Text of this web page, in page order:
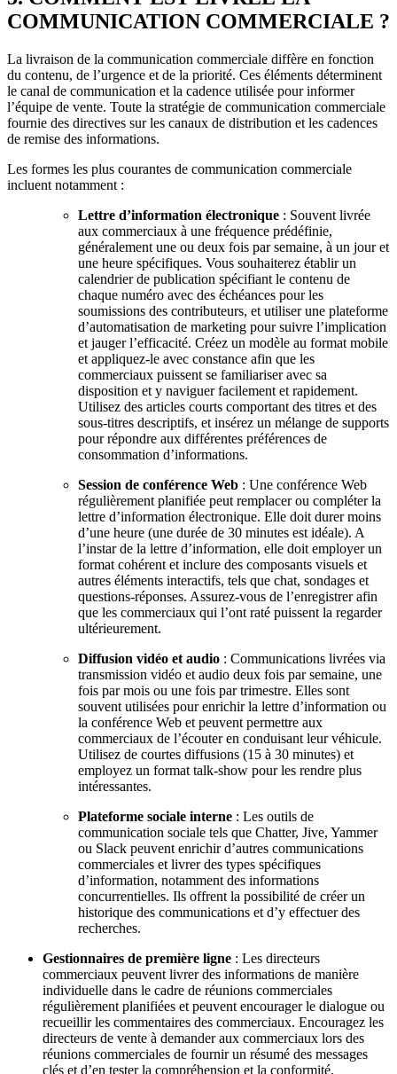
COMMUNICATION COMMERCIALE ?
La livraison de la communication commerciale diffère en fonction
du contenu, de l’urgence et de la priorité. Ces éléments déterminent
le canal de communication et la cadence utilisée pour informer
l’équipe de vente. Toute la stratégie de communication commerciale
fournie des directives sur les canaux de distribution et les cadences
de remise des informations.
Les formes les plus courantes de communication commerciale
incluent notamment :
Lettre d’information électronique : Souvent livrée
aux commerciaux à une fréquence prédéfinie,
généralement une ou deux fois par semaine, à un jour et
une heure spécifiques. Vous souhaiterez établir un
calendrier de publication spécifiant le contenu de
chaque numéro avec des échéances pour les
soumissions des contributeurs, et utiliser une plateforme
d’automatisation de marketing pour suivre l’implication
et jauger l’efficacité. Créez un modèle au format mobile
et appliquez-le avec constance afin que les
commerciaux puissent se familiariser avec sa
disposition et y naviguer facilement et rapidement.
Utilisez des articles courts comportant des titres et des
sous-titres descriptifs, et insérez un mélange de supports
pour répondre aux différentes préférences de
consommation d’informations.
Session de conférence Web : Une conférence Web
régulièrement planifiée peut remplacer ou compléter la
lettre d’information électronique. Elle doit durer moins
d’une heure (une durée de 30 minutes est idéale). A
l’instar de la lettre d’information, elle doit employer un
format cohérent et inclure des composants visuels et
autres éléments interactifs, tels que chat, sondages et
questions-réponses. Assurez-vous de l’enregistrer afin
que les commerciaux qui l’ont raté puissent la regarder
ultérieurement.
Diffusion vidéo et audio : Communications livrées via
transmission vidéo et audio deux fois par semaine, une
fois par mois ou une fois par trimestre. Elles sont
souvent utilisées pour enrichir la lettre d’information ou
la conférence Web et peuvent permettre aux
commerciaux de l’écouter en conduisant leur véhicule.
Utilisez de courtes diffusions (15 à 30 minutes) et
employez un format talk-show pour les rendre plus
intéressantes.
Plateforme sociale interne : Les outils de
communication sociale tels que Chatter, Jive, Yammer
ou Slack peuvent enrichir d’autres communications
commerciales et livrer des types spécifiques
d’information, notamment des informations
concurrentielles. Ils offrent la possibilité de créer un
historique des communications et d’y effectuer des
recherches.
Gestionnaires de première ligne : Les directeurs
commerciaux peuvent livrer des informations de manière
individuelle dans le cadre de réunions commerciales
régulièrement planifiées et peuvent encourager le dialogue ou
recueillir les commentaires des commerciaux. Encouragez les
directeurs de vente à demander aux commerciaux lors des
réunions commerciales de fournir un résumé des messages
clés et d’en tester la compréhension et la conformité.